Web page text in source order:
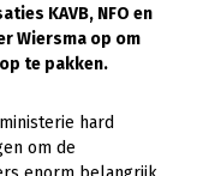
KAVB, NFO en
Wiersma op om
te pakken.
hard
om de